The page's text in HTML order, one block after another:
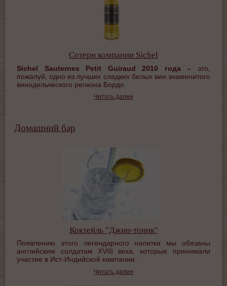
Сотерн компании Sichel
Sichel Sauternes Petit Guiraud 2010 года – это,
пожалуй, одно из лучших сладких белых вин знаменитого
винодельческого региона Бордо.
Читать далее
Домашний бар
Коктейль "Джин-тоник"
Появлению этого легендарного напитка мы обязаны
английским солдатам ХVIII века, которые принимали
участие в Ист-Индийской кампании.
Читать далее